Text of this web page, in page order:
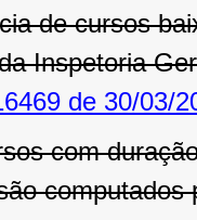
de cursos
Inspetoria
de 30/03/
com
computados